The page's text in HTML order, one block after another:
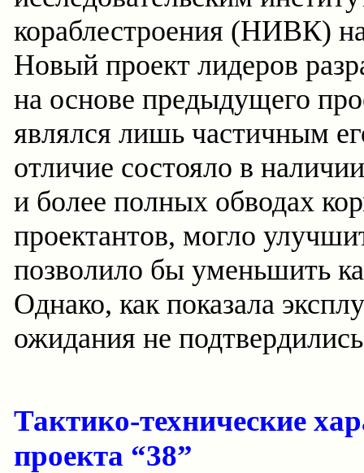
кораблестроения (НИВК)
Новый проект лидеров
на основе предыдущего
являлся лишь частичным
отличие состояло в
и более полных обводах
проектантов, могло
позволило бы уменьшить
Однако, как показала
ожидания не
Тактико-технические
проекта “38”